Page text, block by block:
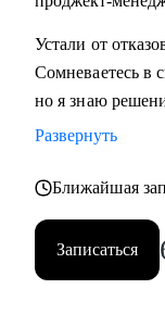
с нуля
• Проджект-менеджерам бизнеc-
розничной
информационной
офиса
• Всем, кто хочет
• Тем, кто не
и упорно работать
Устали от
Сомневаетесь в
но я знаю
Развернуть
Ближайшая
Записаться